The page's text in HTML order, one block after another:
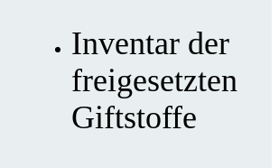
Inventar der
freigesetzten
Giftstoffe